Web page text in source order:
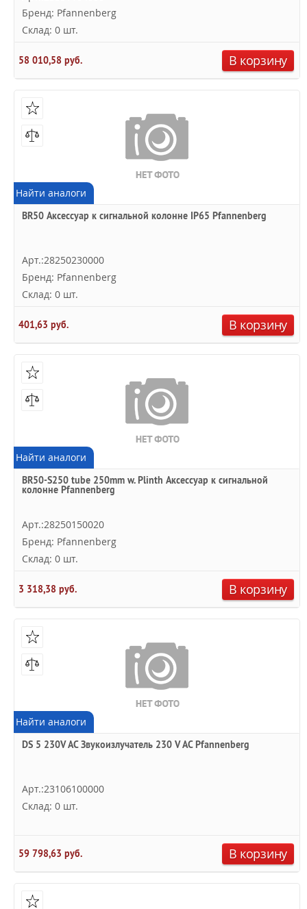
Бренд: Pfannenberg
Склад: 0 шт.
58 010,58 руб. В корзину
Найти аналоги
BR50 Аксессуар к сигнальной колонне IP65 Pfannenberg
Арт.:28250230000
Бренд: Pfannenberg
Склад: 0 шт.
401,63 руб. В корзину
Найти аналоги
BR50-S250 tube 250mm w. Plinth Аксессуар к сигнальной
колонне Pfannenberg
Арт.:28250150020
Бренд: Pfannenberg
Склад: 0 шт.
3 318,38 руб. В корзину
Найти аналоги
DS 5 230V AC Звукоизлучатель 230 V AC Pfannenberg
Арт.:23106100000
Склад: 0 шт.
59 798,63 руб. В корзину